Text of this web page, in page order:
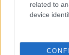
related to
device